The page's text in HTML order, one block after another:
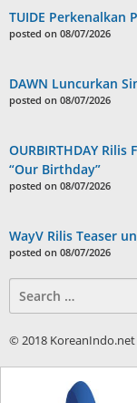
TUIDE Perkenalkan
posted on 08/07/2026
DAWN Luncurkan
posted on 08/07/2026
OURBIRTHDAY
“Our Birthday”
posted on 08/07/2026
WayV Rilis Teaser
posted on 08/07/2026
for:
© 2018 KoreanIndo.net